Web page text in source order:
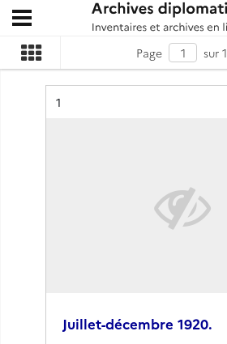
Archives diplomatiques
Ouvrir le menu déroulant
Page sur 1
Résultat n°
1
Juillet-décembre 1920.